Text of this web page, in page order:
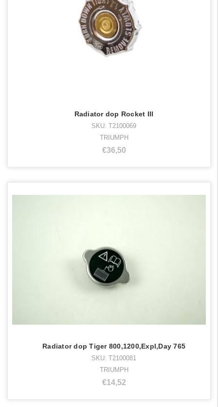
Radiator dop Rocket III
SKU: T2100069
TRIUMPH
€36,50
Radiator dop Tiger 800,1200,Expl,Day 765
SKU: T2100081
TRIUMPH
€14,52